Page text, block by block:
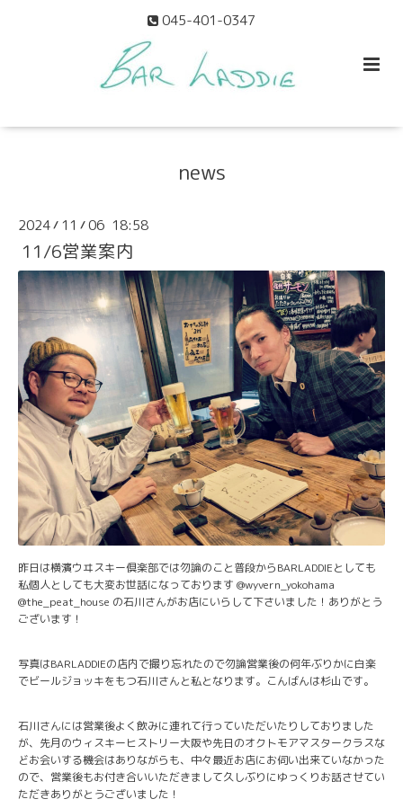
045-401-0347
news
2024/ 11 /06 18:58
11/6営業案内
昨日は横濱ウヰスキー倶楽部では勿論のこと普段からBARLADDIEとしても
私個人としても大変お世話になっております @wyvern_yokohama
@the_peat_house の石川さんがお店にいらして下さいました！ありがとう
ございます！
写真はBARLADDIEの店内で撮り忘れたので勿論営業後の何年ぶりかに白楽
でビールジョッキをもつ石川さんと私となります。こんばんは杉山です。
石川さんには営業後よく飲みに連れて行っていただいたりしておりました
が、先月のウィスキーヒストリー大阪や先日のオクトモアマスタークラスな
どお会いする機会はありながらも、中々最近お店にお伺い出来ていなかった
ので、営業後もお付き合いいただきまして久しぶりにゆっくりお話させてい
ただきありがとうございました！